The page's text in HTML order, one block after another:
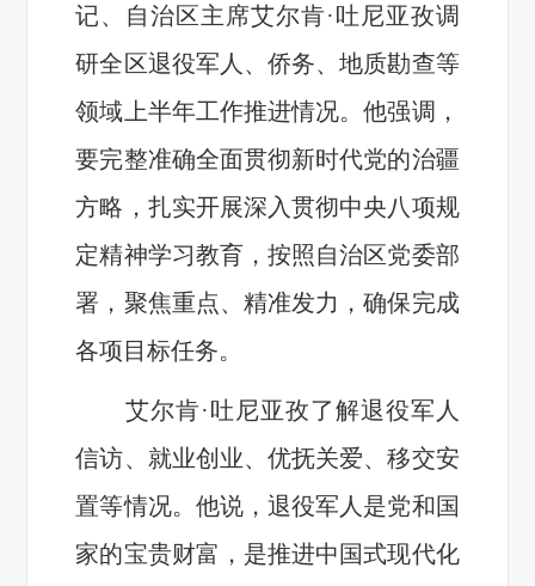
记、自治区主席艾尔肯·吐尼亚孜调
研全区退役军人、侨务、地质勘查等
领域上半年工作推进情况。他强调，
要完整准确全面贯彻新时代党的治疆
方略，扎实开展深入贯彻中央八项规
定精神学习教育，按照自治区党委部
署，聚焦重点、精准发力，确保完成
各项目标任务。
艾尔肯·吐尼亚孜了解退役军人
信访、就业创业、优抚关爱、移交安
置等情况。他说，退役军人是党和国
家的宝贵财富，是推进中国式现代化